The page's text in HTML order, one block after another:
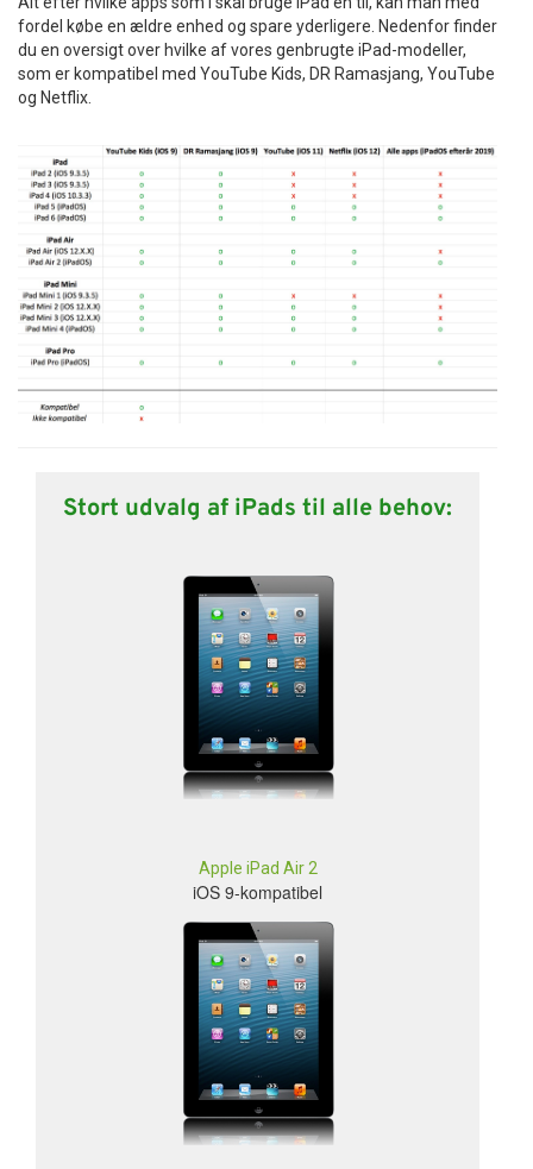
fordel købe en ældre enhed og spare yderligere. Nedenfor finder
du en oversigt over hvilke af vores genbrugte iPad-modeller,
som er kompatibel med YouTube Kids, DR Ramasjang, YouTube
og Netflix.
Stort udvalg af iPads til alle behov:
Apple iPad Air 2
iOS 9-kompatibel